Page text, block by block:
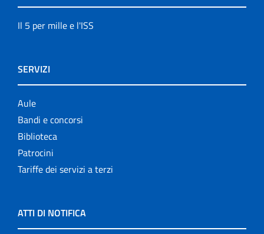
Il 5 per mille e l'ISS
SERVIZI
Aule
Bandi e concorsi
Biblioteca
Patrocini
Tariffe dei servizi a terzi
ATTI DI NOTIFICA